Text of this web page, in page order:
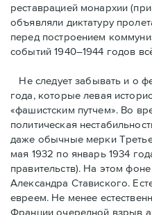
реставрацией монархии
объявляли диктатуру
перед построением
событий 1940–1944 годов
Не следует забывать и о
года, которые левая
«фашистским путчем». Во
политическая
даже обычные мерки
мая 1932 по январь 1934
правительств). На этом
Александра Ставиского.
евреем. Не менее
Франции очередной взрыв